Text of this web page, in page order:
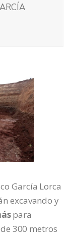
García Lorca
excavando y
para
300 metros